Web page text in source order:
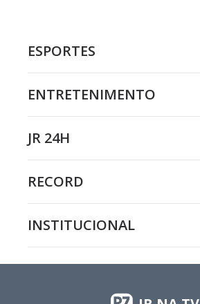
ESPORTES
ENTRETENIMENTO
JR 24H
RECORD
INSTITUCIONAL